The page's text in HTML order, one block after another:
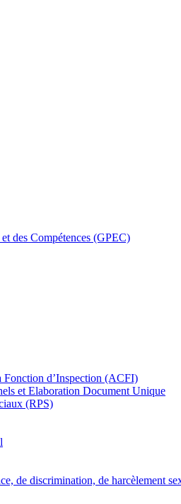
des Compétences (GPEC)
Fonction d’Inspection (ACFI)
et Elaboration Document Unique
(RPS)
de discrimination, de harcèlement